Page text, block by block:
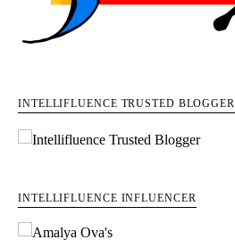
INTELLIFLUENCE TRUSTED BLOGGER
INTELLIFLUENCE INFLUENCER